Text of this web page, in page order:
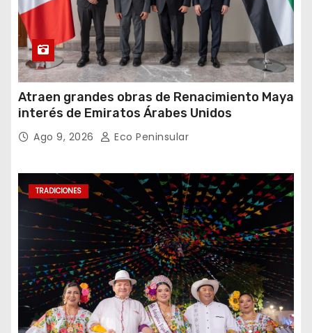
Atraen grandes obras de Renacimiento Maya
interés de Emiratos Árabes Unidos
Ago 9, 2026 Eco Peninsular
TRADICIONES